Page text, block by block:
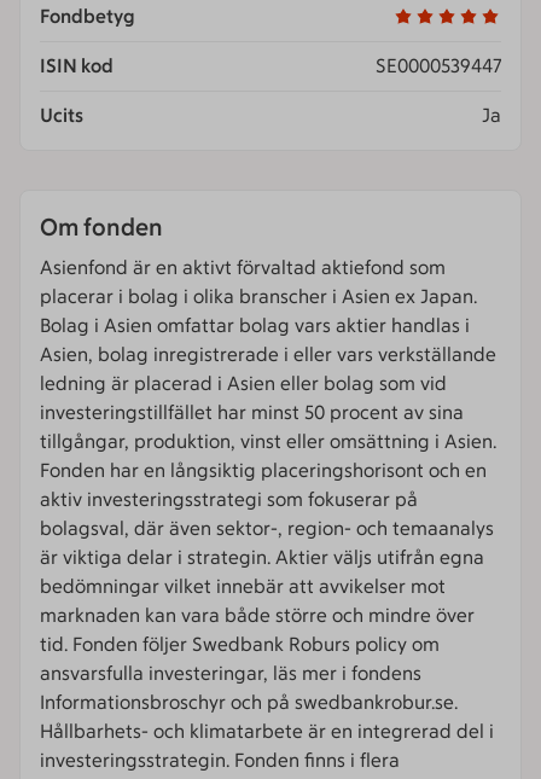
Om fonden
Asienfond är en aktivt förvaltad aktiefond som
placerar i bolag i olika branscher i Asien ex Japan.
Bolag i Asien omfattar bolag vars aktier handlas i
Asien, bolag inregistrerade i eller vars verkställande
ledning är placerad i Asien eller bolag som vid
investeringstillfället har minst 50 procent av sina
tillgångar, produktion, vinst eller omsättning i Asien.
Fonden har en långsiktig placeringshorisont och en
aktiv investeringsstrategi som fokuserar på
bolagsval, där även sektor-, region- och temaanalys
är viktiga delar i strategin. Aktier väljs utifrån egna
bedömningar vilket innebär att avvikelser mot
marknaden kan vara både större och mindre över
tid. Fonden följer Swedbank Roburs policy om
ansvarsfulla investeringar, läs mer i fondens
Informationsbroschyr och på swedbankrobur.se.
Hållbarhets- och klimatarbete är en integrerad del i
investeringsstrategin. Fonden finns i flera
Fondbetyg
ISIN kod SE0000539447
Ucits Ja